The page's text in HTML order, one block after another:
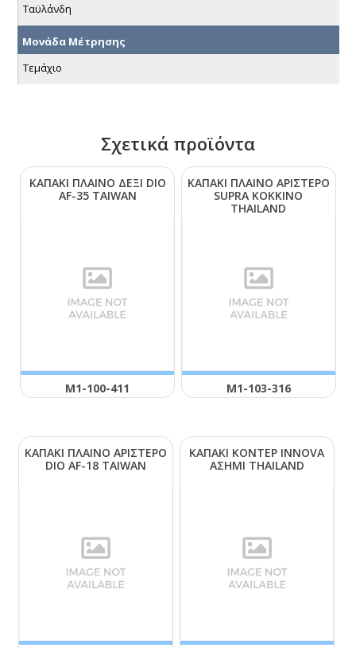
Ταϋλάνδη
Μονάδα Μέτρησης
Τεμάχιο
Σχετικά προϊόντα
ΚΑΠΑΚΙ ΠΛΑΙΝΟ ΔΕΞΙ DΙΟ
ΑF-35 ΤΑΙWΑΝ
Μ1-100-411
ΚΑΠΑΚΙ ΠΛΑΙΝΟ ΑΡΙΣΤΕΡΟ
SUΡRΑ ΚΟΚΚΙΝΟ
ΤΗΑΙLΑΝD
Μ1-103-316
ΚΑΠΑΚΙ ΠΛΑΙΝΟ ΑΡΙΣΤΕΡΟ
DΙΟ ΑF-18 ΤΑΙWΑΝ
ΚΑΠΑΚΙ ΚΟΝΤΕΡ ΙΝΝΟVΑ
ΑΣΗΜΙ ΤΗΑΙLΑΝD